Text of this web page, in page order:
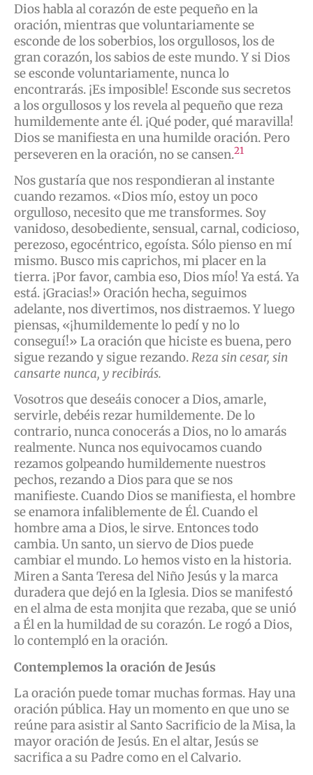
Dios habla al corazón de este pequeño en la
oración, mientras que voluntariamente se
esconde de los soberbios, los orgullosos, los de
gran corazón, los sabios de este mundo. Y si Dios
se esconde voluntariamente, nunca lo
encontrarás. ¡Es imposible! Esconde sus secretos
a los orgullosos y los revela al pequeño que reza
humildemente ante él. ¡Qué poder, qué maravilla!
Dios se manifiesta en una humilde oración. Pero
perseveren en la oración, no se cansen.21
Nos gustaría que nos respondieran al instante
cuando rezamos. «Dios mío, estoy un poco
orgulloso, necesito que me transformes. Soy
vanidoso, desobediente, sensual, carnal, codicioso,
perezoso, egocéntrico, egoísta. Sólo pienso en mí
mismo. Busco mis caprichos, mi placer en la
tierra. ¡Por favor, cambia eso, Dios mío! Ya está. Ya
está. ¡Gracias!» Oración hecha, seguimos
adelante, nos divertimos, nos distraemos. Y luego
piensas, «¡humildemente lo pedí y no lo
conseguí!» La oración que hiciste es buena, pero
sigue rezando y sigue rezando.Reza sin cesar, sin
cansarte nunca, y recibirás.
Vosotros que deseáis conocer a Dios, amarle,
servirle, debéis rezar humildemente. De lo
contrario, nunca conocerás a Dios, no lo amarás
realmente. Nunca nos equivocamos cuando
rezamos golpeando humildemente nuestros
pechos, rezando a Dios para que se nos
manifieste. Cuando Dios se manifiesta, el hombre
se enamora infaliblemente de Él. Cuando el
hombre ama a Dios, le sirve. Entonces todo
cambia. Un santo, un siervo de Dios puede
cambiar el mundo. Lo hemos visto en la historia.
Miren a Santa Teresa del Niño Jesús y la marca
duradera que dejó en la Iglesia. Dios se manifestó
en el alma de esta monjita que rezaba, que se unió
a Él en la humildad de su corazón. Le rogó a Dios,
lo contempló en la oración.
Contemplemos la oración de Jesús
La oración puede tomar muchas formas. Hay una
oración pública. Hay un momento en que uno se
reúne para asistir al Santo Sacrificio de la Misa, la
mayor oración de Jesús. En el altar, Jesús se
sacrifica a su Padre como en el Calvario.